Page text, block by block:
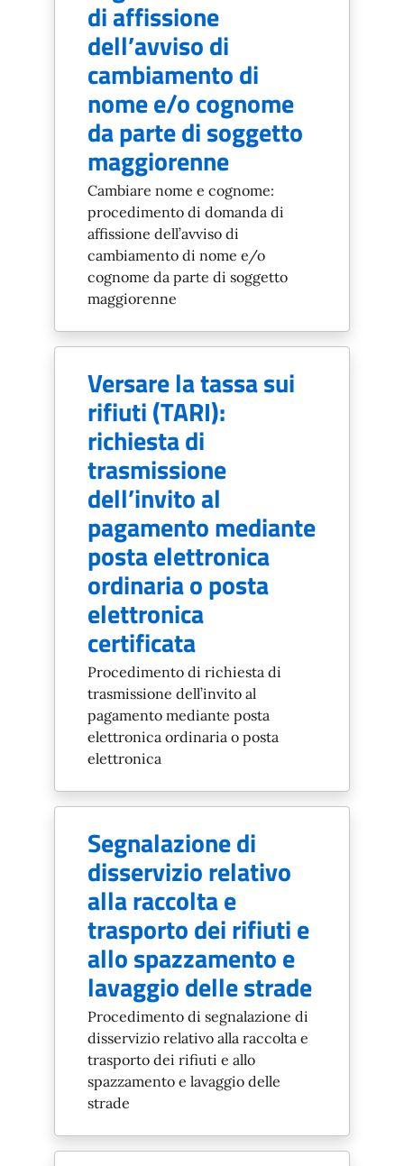
di affissione
dell’avviso di
cambiamento di
nome e/o cognome
da parte di soggetto
maggiorenne
Cambiare nome e cognome:
procedimento di domanda di
affissione dell’avviso di
cambiamento di nome e/o
cognome da parte di soggetto
maggiorenne
Versare la tassa sui
rifiuti (TARI):
richiesta di
trasmissione
dell’invito al
pagamento mediante
posta elettronica
ordinaria o posta
elettronica
certificata
Procedimento di richiesta di
trasmissione dell’invito al
pagamento mediante posta
elettronica ordinaria o posta
elettronica
Segnalazione di
disservizio relativo
alla raccolta e
trasporto dei rifiuti e
allo spazzamento e
lavaggio delle strade
Procedimento di segnalazione di
disservizio relativo alla raccolta e
trasporto dei rifiuti e allo
spazzamento e lavaggio delle
strade